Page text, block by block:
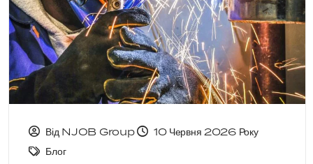
Від NJOB Group
10 Червня 2026 Року
Блог